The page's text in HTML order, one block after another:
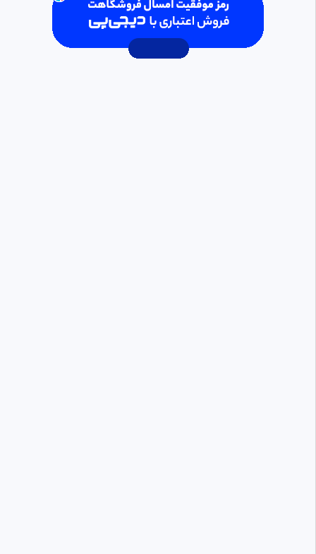
0:10:31
مثلث رو به بالا و رو به پایین در
یهود!
97 بازدید • 12 ماه پیش